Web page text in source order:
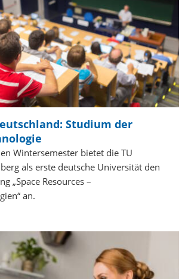
Studium der
Wintersemester bietet die TU
als erste deutsche Universität den
„Space Resources –
an.